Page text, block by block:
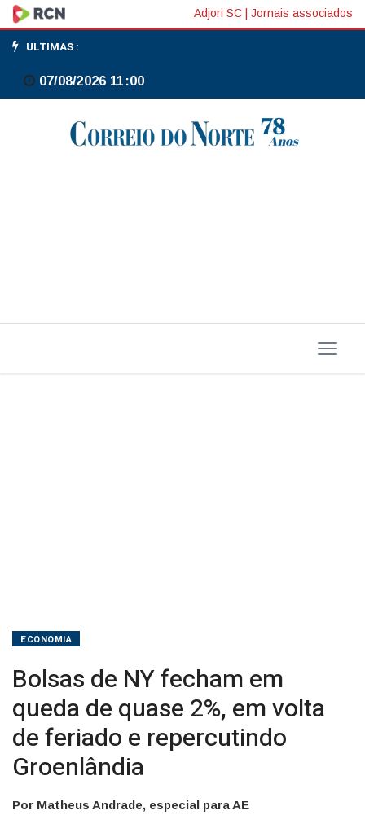
Bolsas
de
NY
fecham
em
Adjori SC Jornais associados
ULTIMAS :
07/08/2026 11:00
ECONOMIA
Bolsas de NY fecham em
queda de quase 2%, em volta
de feriado e repercutindo
Groenlândia
Por Matheus Andrade, especial para AE